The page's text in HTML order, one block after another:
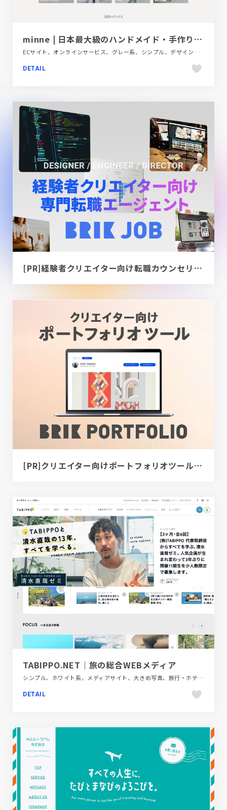
minne | 日本最大級のハンドメイド・手作り通販サイト
ECサイト、オンラインサービス、グレー系、シンプル、デザイン・アート・音楽・文芸、ナチュラル、フラットデザイン、ブランド・サービスサイト、ベージュ・ゴールド系、ホワイト系、ポップ
DETAIL
[PR]経験者クリエイター向け転職カウンセリング｜デザイナー / ディレクター / エンジニア
[PR]クリエイター向けポートフォリオツール｜BRIK PORTFOLIO
TABIPPO.NET｜旅の総合WEBメディア
シンプル、ホワイト系、メディアサイト、大きめ写真、旅行・ホテル・観光
DETAIL